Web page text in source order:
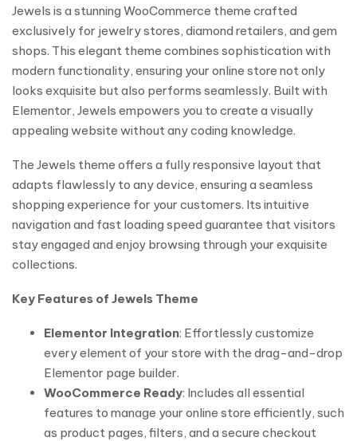
Jewels is a stunning WooCommerce theme crafted
exclusively for jewelry stores, diamond retailers, and gem
shops. This elegant theme combines sophistication with
modern functionality, ensuring your online store not only
looks exquisite but also performs seamlessly. Built with
Elementor, Jewels empowers you to create a visually
appealing website without any coding knowledge.
The Jewels theme offers a fully responsive layout that
adapts flawlessly to any device, ensuring a seamless
shopping experience for your customers. Its intuitive
navigation and fast loading speed guarantee that visitors
stay engaged and enjoy browsing through your exquisite
collections.
Key Features of Jewels Theme
Elementor Integration: Effortlessly customize
every element of your store with the drag-and-drop
Elementor page builder.
WooCommerce Ready: Includes all essential
features to manage your online store efficiently, such
as product pages, filters, and a secure checkout